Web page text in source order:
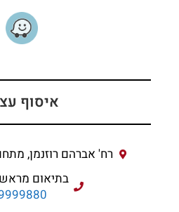
איסוף
רח' אברהם רוזנמן,
בתיאום